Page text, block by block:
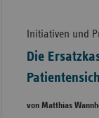
Initiativen und
Die
von Matthias